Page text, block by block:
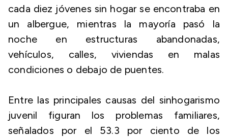
cada diez jóvenes sin hogar se encontraba en
un albergue, mientras la mayoría pasó la
noche en estructuras abandonadas,
vehículos, calles, viviendas en malas
condiciones o debajo de puentes.
Entre las principales causas del sinhogarismo
juvenil figuran los problemas familiares,
señalados por el 53.3 por ciento de los